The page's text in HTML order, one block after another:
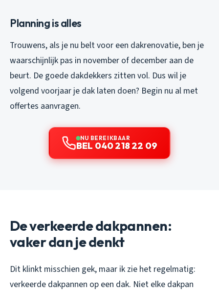
Planning is alles
Trouwens, als je nu belt voor een dakrenovatie, ben je
waarschijnlijk pas in november of december aan de
beurt. De goede dakdekkers zitten vol. Dus wil je
volgend voorjaar je dak laten doen? Begin nu al met
offertes aanvragen.
NU BEREIKBAAR
BEL 040 218 22 09
De verkeerde dakpannen:
vaker dan je denkt
Dit klinkt misschien gek, maar ik zie het regelmatig:
verkeerde dakpannen op een dak. Niet elke dakpan